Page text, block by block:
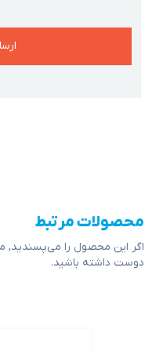
محصولات مرتبط
اگر این محصول را
دوست داشته باشید.